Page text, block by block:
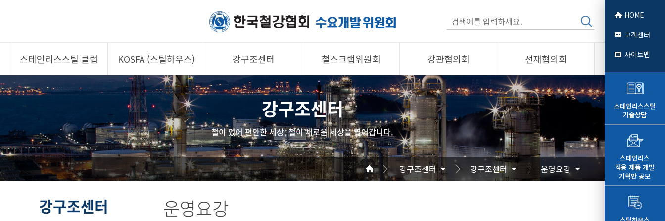
스테인리스스틸 클럽
제품소개
클럽 소개
정보/자문
사진/영상
제품 기획안 상시
공모
KOSFA (스틸하우스)
제품소개
회원사
KOSFA
알림/자료
사진/영상
강구조센터
제품소개
강구조센터
알림/자료
사진/영상
철스크랩위원회
제품소개
회원사
철스크랩위원회
알림/자료
사진/영상
강관협의회
제품 소개
회원사
협의회 소개
공지/자료
기술자문
사진/영상
선재협의회
제품소개
회원사
선재협의회
알림/자료
사진/영상
강구조센터
철이 있어 편안한 세상, 철이 새로운 세상을 열어갑니다.
강구조센터 강구조센터 운영요강
강구조센터 운영요강
HOME
고객센터
사이트맵
스테인리스스틸
기술상담
스테인리스
적용 제품 개발
기획안 공모